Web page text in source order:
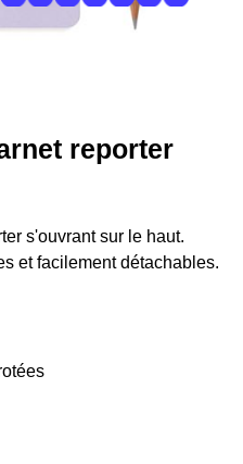
reporter
s'ouvrant sur le haut.
et facilement détachables.